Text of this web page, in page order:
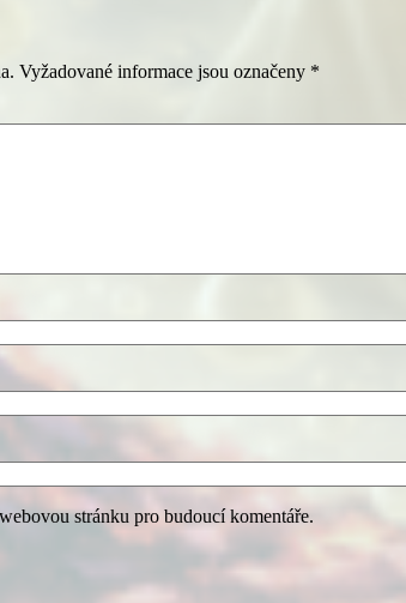
Vyžadované informace jsou označeny *
stránku pro budoucí komentáře.